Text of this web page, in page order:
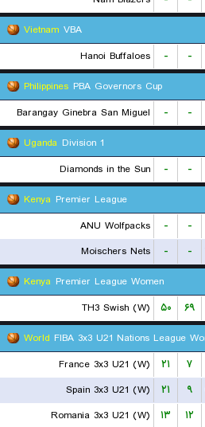
Vietnam VBA
Hanoi Buffaloes
- -
Philippines PBA Governors Cup
Barangay Ginebra San Miguel
- -
Uganda Division 1
Diamonds in the Sun
- -
Kenya Premier League
ANU Wolfpacks
- -
Moischers Nets
- -
Kenya Premier League Women
TH3 Swish (W)
۵۰ ۶۹
World FIBA 3x3 U21 Nations League
France 3x3 U21 (W)
۲۱ ۷
Spain 3x3 U21 (W)
۲۱ ۹
Romania 3x3 U21 (W)
۱۳ ۱۲